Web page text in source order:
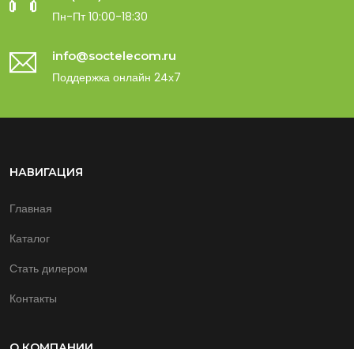
Пн-Пт 10:00-18:30
info@soctelecom.ru
Поддержка онлайн 24х7
НАВИГАЦИЯ
Главная
Каталог
Стать дилером
Контакты